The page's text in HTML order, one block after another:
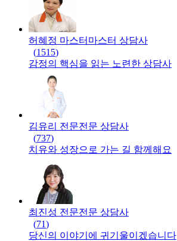
허혜정 마스터 마스터 상담사
(1515)
감정의 핵심을 읽는 노련한 상담사
김유리 전문전문 상담사
(737)
치유와 성장으로 가는 길 함께해요
최진성 전문전문 상담사
(71)
당신의 이야기에 귀기울이겠습니다